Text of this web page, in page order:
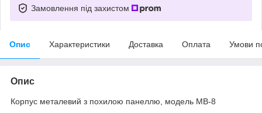
Замовлення під захистом
Опис Характеристики Доставка Оплата Умови
Опис
Корпус металевий з похилою панеллю, модель MB-8